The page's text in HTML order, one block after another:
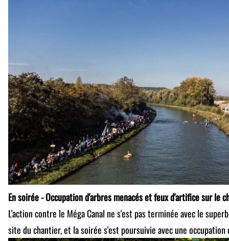
En soirée - Occupation d'arbres menacés et feux d'artifice sur le
L'action contre le Méga Canal ne s'est pas terminée avec le
site du chantier, et la soirée s'est poursuivie avec une